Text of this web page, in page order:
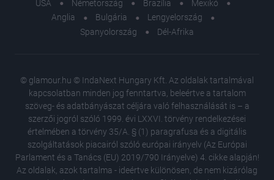
USA Németország Brazília
Mexikó
Anglia
Bulgária
Lengyelország
Spanyolország
Dél-Afrika
© glamour.hu © IndaNext Hungary Kft. Az oldalak tartalmával
kapcsolatban minden jog fenntartva, beleértve a tartalom
szöveg- és adatbányászat céljára való felhasználását is – a
szerzői jogról szóló 1999. évi LXXVI. törvény rendelkezései
értelmében a törvény 35/A. § (1) paragrafusa és a digitális
szolgáltatások piacairól szóló európai irányelv (Az Európai
Parlament és a Tanács (EU) 2019/790 Irányelve) 4. cikke alapján!
Az oldalak, azok tartalma - ideértve különösen, de nem kizárólag